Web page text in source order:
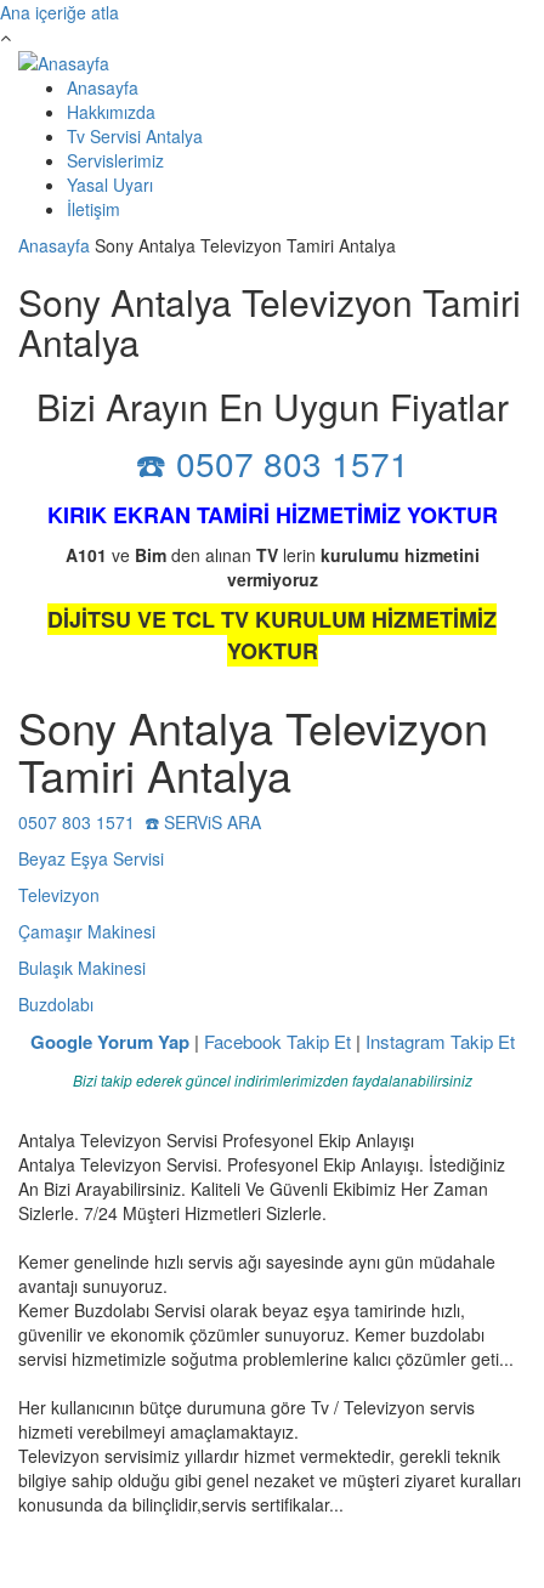
Ana içeriğe atla
Anasayfa
Hakkımızda
Tv Servisi Antalya
Servislerimiz
Yasal Uyarı
İletişim
Anasayfa Sony Antalya Televizyon Tamiri Antalya
Sony Antalya Televizyon Tamiri
Antalya
Bizi Arayın En Uygun Fiyatlar
☎️ 0507 803 1571
KIRIK EKRAN TAMİRİ HİZMETİMİZ YOKTUR
A101 ve Bimden alınan TVlerin kurulumu hizmetini
vermiyoruz
DİJİTSU VE TCL TV KURULUM HİZMETİMİZ
YOKTUR
Sony Antalya Televizyon
Tamiri Antalya
0507 803 1571 ☎️ SERViS ARA
Beyaz Eşya Servisi
Televizyon
Çamaşır Makinesi
Bulaşık Makinesi
Buzdolabı
Google Yorum Yap| Facebook Takip Et| Instagram Takip Et
Bizi takip ederek güncel indirimlerimizden faydalanabilirsiniz
Antalya Televizyon Servisi Profesyonel Ekip Anlayışı
Antalya Televizyon Servisi. Profesyonel Ekip Anlayışı. İstediğiniz
An Bizi Arayabilirsiniz. Kaliteli Ve Güvenli Ekibimiz Her Zaman
Sizlerle. 7/24 Müşteri Hizmetleri Sizlerle.
Kemer genelinde hızlı servis ağı sayesinde aynı gün müdahale
avantajı sunuyoruz.
Kemer Buzdolabı Servisi olarak beyaz eşya tamirinde hızlı,
güvenilir ve ekonomik çözümler sunuyoruz. Kemer buzdolabı
servisi hizmetimizle soğutma problemlerine kalıcı çözümler geti...
Her kullanıcının bütçe durumuna göre Tv / Televizyon servis
hizmeti verebilmeyi amaçlamaktayız.
Televizyon servisimiz yıllardır hizmet vermektedir, gerekli teknik
bilgiye sahip olduğu gibi genel nezaket ve müşteri ziyaret kuralları
konusunda da bilinçlidir,servis sertifikalar...